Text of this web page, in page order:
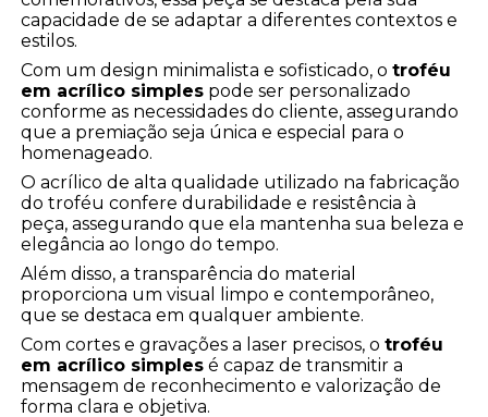
capacidade de se adaptar a diferentes contextos e
estilos.
Com um design minimalista e sofisticado, otroféu
em acrílico simples pode ser personalizado
conforme as necessidades do cliente, assegurando
que a premiação seja única e especial para o
homenageado.
O acrílico de alta qualidade utilizado na fabricação
do troféu confere durabilidade e resistência à
peça, assegurando que ela mantenha sua beleza e
elegância ao longo do tempo.
Além disso, a transparência do material
proporciona um visual limpo e contemporâneo,
que se destaca em qualquer ambiente.
Com cortes e gravações a laser precisos, otroféu
em acrílico simples é capaz de transmitir a
mensagem de reconhecimento e valorização de
forma clara e objetiva.